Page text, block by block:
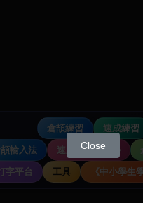
倉頡練習
速成練習
輸入法
速成輸入法教學
字平台
工具 《中小學生
Close